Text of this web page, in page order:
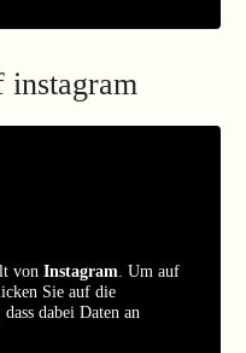
instagram
von Instagram. Um auf
Sie auf die
dabei Daten an